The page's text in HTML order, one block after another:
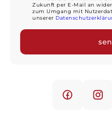
Zukunft per E-Mail an
zum Umgang mit
unserer